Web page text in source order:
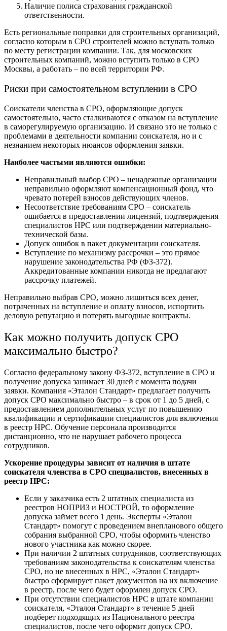
Наличие полиса страхования гражданской
ответственности.
Есть региональные поправки для строительных организаций,
согласно которым в СРО строителей можно вступать только
по месту регистрации компании. Так, для московских
строительных компаний, можно вступить только в СРО
Москвы, а работать – по всей территории РФ.
Риски при самостоятельном вступлении в СРО
Соискатели членства в СРО, оформляющие допуск
самостоятельно, часто сталкиваются с отказом на вступление
в саморегулируемую организацию. И связано это не только с
проблемами в деятельности компании соискателя, но и с
незнанием некоторых нюансов оформления заявки.
Наиболее частыми являются ошибки:
Неправильный выбор СРО – ненадежные организации
неправильно оформляют компенсационный фонд, что
чревато потерей взносов действующих членов.
Несоответствие требованиям СРО – соискатель
ошибается в предоставлении лицензий, подтверждения
специалистов НРС или подтверждении материально-
технической базы.
Допуск ошибок в пакет документации соискателя.
Вступление по механизму рассрочки – это прямое
нарушение законодательства РФ (ФЗ-372).
Аккредитованные компании никогда не предлагают
рассрочку платежей.
Неправильно выбрав СРО, можно лишиться всех денег,
потраченных на вступление и оплату взносов, испортить
деловую репутацию и потерять выгодные контракты.
Как можно получить допуск СРО
максимально быстро?
Согласно федеральному закону ФЗ-372, вступление в СРО и
получение допуска занимает 30 дней с момента подачи
заявки. Компания «Эталон Стандарт» предлагает получить
допуск СРО максимально быстро – в срок от 1 до 5 дней, с
предоставлением дополнительных услуг по повышению
квалификации и сертификации специалистов для включения
в реестр НРС. Обучение персонала производится
дистанционно, что не нарушает рабочего процесса
сотрудников.
Ускорение процедуры зависит от наличия в штате
соискателя членства в СРО специалистов, внесенных в
реестр НРС:
Если у заказчика есть 2 штатных специалиста из
реестров НОПРИЗ и НОСТРОЙ, то оформление
допуска займет всего 1 день. Эксперты «Эталон
Стандарт» помогут с проведением внепланового общего
собрания выбранной СРО, чтобы оформить членство
нового участника как можно скорее.
При наличии 2 штатных сотрудников, соответствующих
требованиям законодательства к соискателям членства
СРО, но не внесенных в НРС, «Эталон Стандарт»
быстро сформирует пакет документов на их включение
в реестр, после чего будет оформлен допуск СРО.
При отсутствии специалистов НРС в штате компании
соискателя, «Эталон Стандарт» в течение 5 дней
подберет подходящих из Национального реестра
специалистов, после чего оформит допуск СРО.